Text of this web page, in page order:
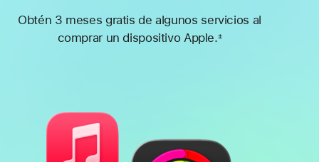
Obtén 3 meses gratis de algunos servicios al
comprar un dispositivo Apple.±